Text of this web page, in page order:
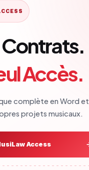
Contrats.
Accès.
complète en Word
projets musicaux.
Access